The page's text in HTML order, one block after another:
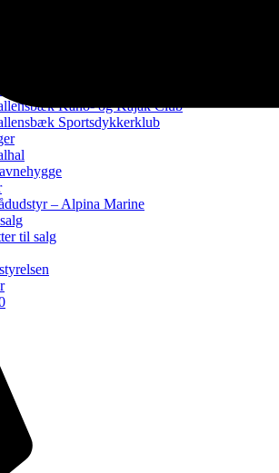
Båd klub
Kano- og Kajak Club
Sportsdykkerklub
– Alpina Marine
til salg